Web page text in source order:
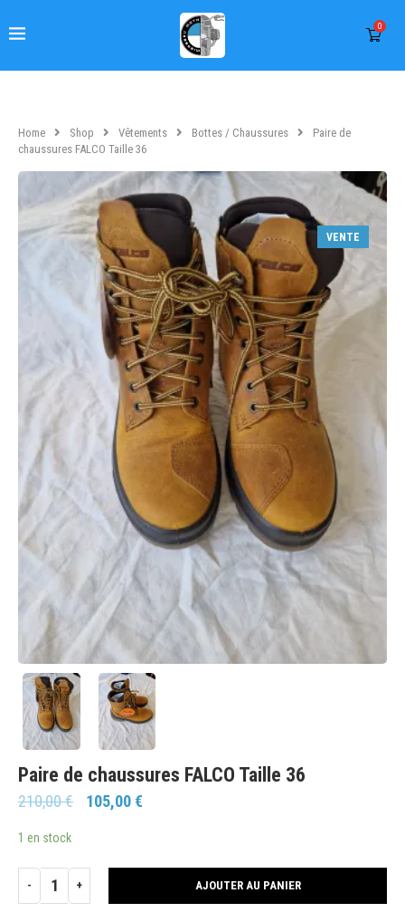
0
Home Shop Vêtements Bottes / Chaussures
Paire de
chaussures FALCO Taille 36
VENTE
Paire de chaussures FALCO Taille 36
210,00€ 105,00€
1 en stock
AJOUTER AU PANIER